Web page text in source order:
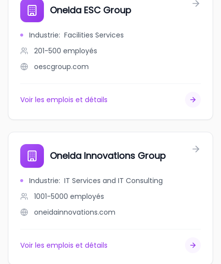
Oneida ESC Group
Industrie: Facilities Services
201-500 employés
oescgroup.com
Voir les emplois et détails
Oneida Innovations Group
Industrie: IT Services and IT Consulting
1001-5000 employés
oneidainnovations.com
Voir les emplois et détails